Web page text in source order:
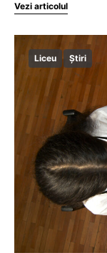
Vezi articolul
Liceu Știri